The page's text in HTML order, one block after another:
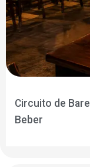
Circuito de
Beber